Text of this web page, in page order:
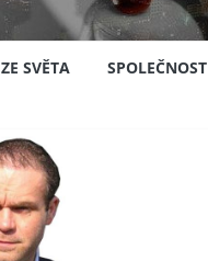
ZE SVĚTA SPOLEČNOST